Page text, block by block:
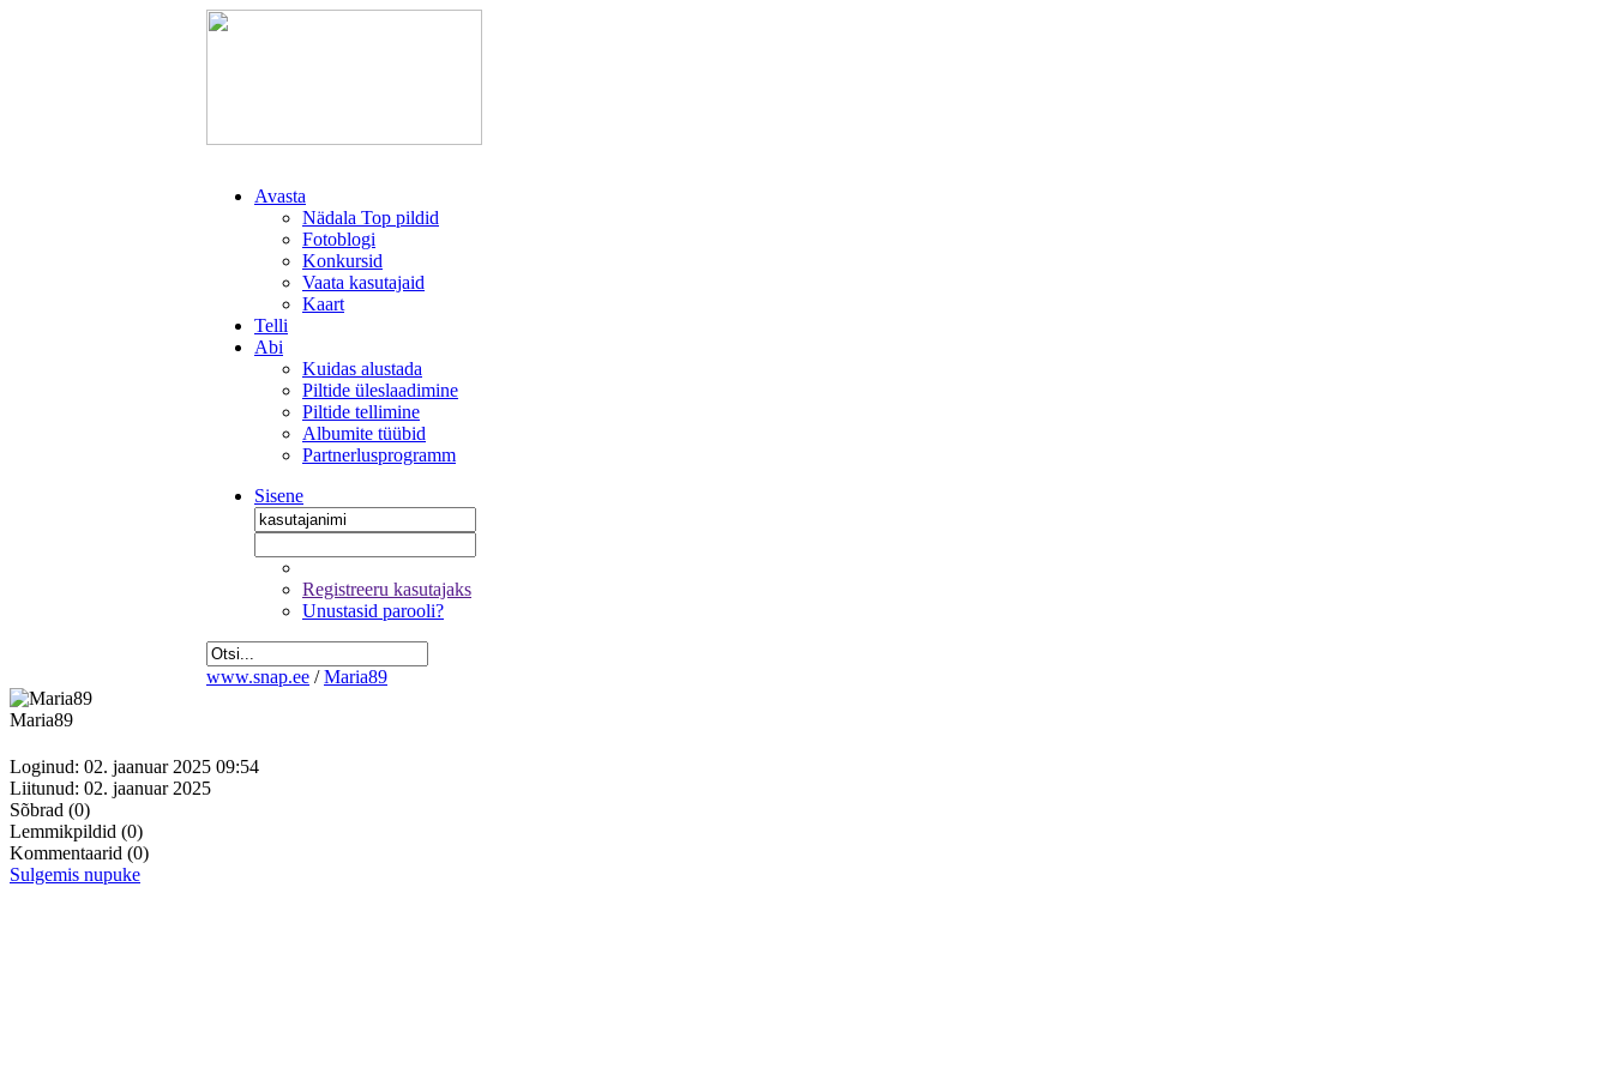
Avasta
Nädala Top pildid
Fotoblogi
Konkursid
Vaata kasutajaid
Kaart
Telli
Abi
Kuidas alustada
Piltide üleslaadimine
Piltide tellimine
Albumite tüübid
Partnerlusprogramm
Sisene
Registreeru kasutajaks
Unustasid parooli?
www.snap.ee / Maria89
Maria89
Loginud: 02. jaanuar 2025 09:54
Liitunud: 02. jaanuar 2025
Sõbrad (0)
Lemmikpildid (0)
Kommentaarid (0)
Sulgemis nupuke